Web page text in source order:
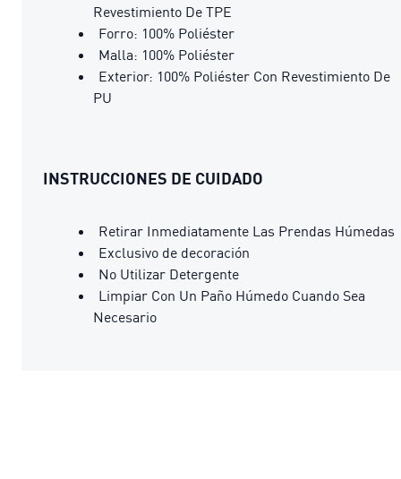
Revestimiento De TPE
Forro: 100% Poliéster
Malla: 100% Poliéster
Exterior: 100% Poliéster Con Revestimiento De
PU
INSTRUCCIONES DE CUIDADO
Retirar Inmediatamente Las Prendas Húmedas
Exclusivo de decoración
No Utilizar Detergente
Limpiar Con Un Paño Húmedo Cuando Sea
Necesario